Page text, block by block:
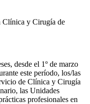
Clínica y Cirugía de
desde el 1º de marzo
este período, los/las
de Clínica y Cirugía
las Unidades
profesionales en